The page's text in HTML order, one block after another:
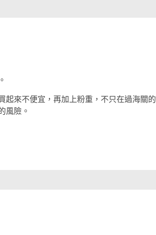
起來不便宜，再加上粉重，不只在過海關的
風險。